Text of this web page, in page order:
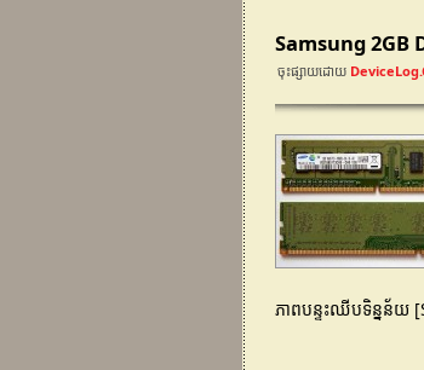
Samsung 2GB
ចុះផ្សាយដោយ
ភាពបន្ទះឈីបទិន្នន័យ